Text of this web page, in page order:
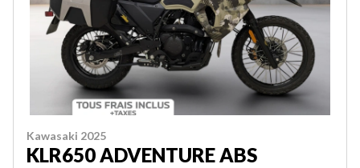
Kawasaki 2025
KLR650 ADVENTURE ABS